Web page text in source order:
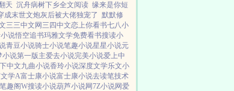
天 沉舟病树下乡全文阅读 缘来是你短
成末世文炮灰后被大佬独宠了 默默修
三三中文网 三四中文恋上你看书七八小
说悟空追书玛雅文学免费看书搜读小
青豆小说骑士小说笔趣小说星星小说元
小说第一版主爱去小说完美小说爱上中
中文九曲小说香玲小说深度文学乐文小
文学A富士康小说富士康小说去读笔技术
笔趣阁W搜读小说葫芦小说网7Z小说网爱